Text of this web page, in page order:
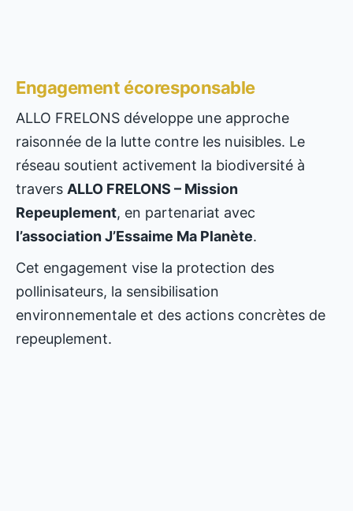
Engagement écoresponsable
ALLO FRELONS développe une approche
raisonnée de la lutte contre les nuisibles. Le
réseau soutient activement la biodiversité à
travers ALLO FRELONS – Mission
Repeuplement, en partenariat avec
l’association J’Essaime Ma Planète.
Cet engagement vise la protection des
pollinisateurs, la sensibilisation
environnementale et des actions concrètes de
repeuplement.